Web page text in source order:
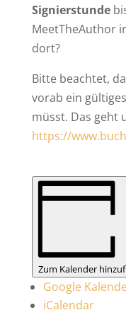
Signierstunde
MeetTheAuthor
dort?
Bitte beachtet,
vorab ein
müsst. Das geht
https://
Zum Kalender
Google
iCalendar